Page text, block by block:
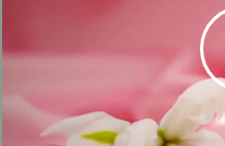
Parfumuri
Precious
Collection